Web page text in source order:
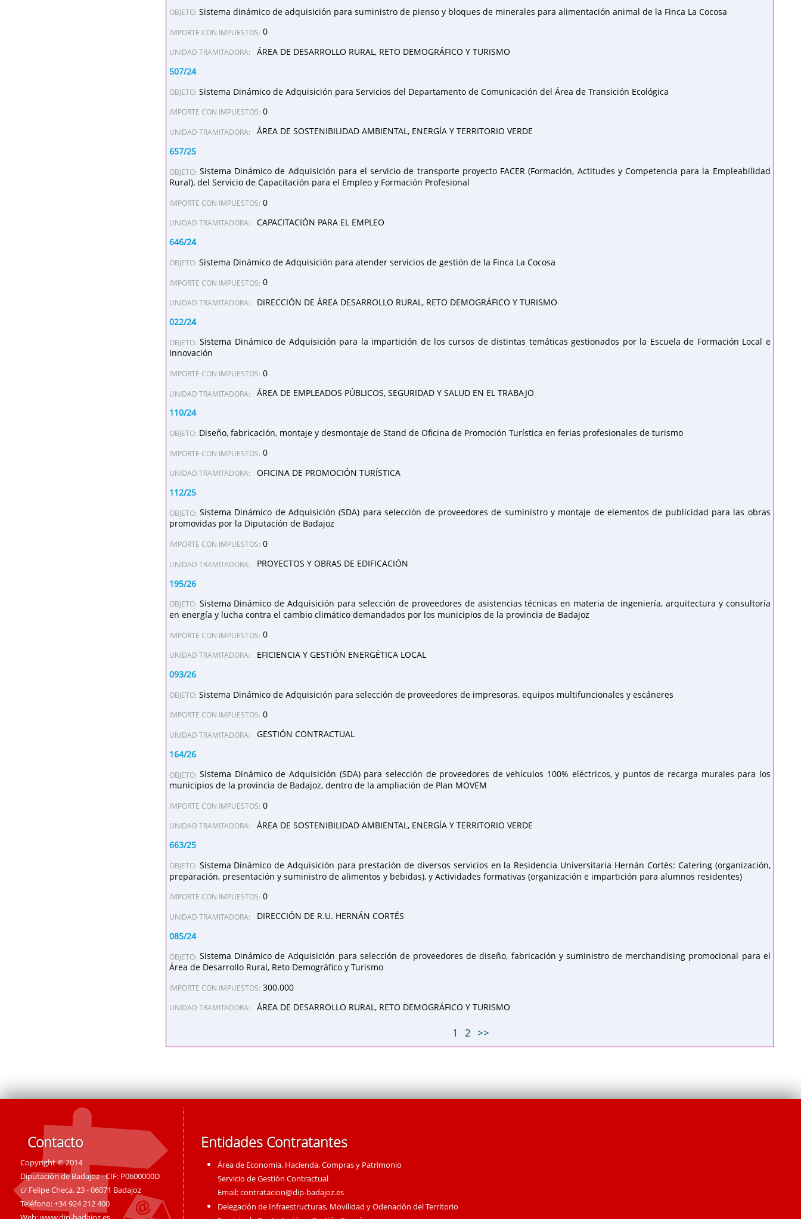
OBJETO: Sistema dinámico de adquisición para suministro de pienso y bloques de minerales para alimentación animal de la Finca La Cocosa
IMPORTE CON IMPUESTOS: 0
UNIDAD TRAMITADORA:
ÁREA DE DESARROLLO RURAL, RETO DEMOGRÁFICO Y TURISMO
507/24
OBJETO: Sistema Dinámico de Adquisición para Servicios del Departamento de Comunicación del Área de Transición Ecológica
IMPORTE CON IMPUESTOS: 0
UNIDAD TRAMITADORA:
ÁREA DE SOSTENIBILIDAD AMBIENTAL, ENERGÍA Y TERRITORIO VERDE
657/25
OBJETO: Sistema Dinámico de Adquisición para el servicio de transporte proyecto FACER (Formación, Actitudes y Competencia para la Empleabilidad
Rural), del Servicio de Capacitación para el Empleo y Formación Profesional
IMPORTE CON IMPUESTOS: 0
UNIDAD TRAMITADORA:
CAPACITACIÓN PARA EL EMPLEO
646/24
OBJETO: Sistema Dinámico de Adquisición para atender servicios de gestión de la Finca La Cocosa
IMPORTE CON IMPUESTOS: 0
UNIDAD TRAMITADORA:
DIRECCIÓN DE ÁREA DESARROLLO RURAL, RETO DEMOGRÁFICO Y TURISMO
022/24
OBJETO: Sistema Dinámico de Adquisición para la impartición de los cursos de distintas temáticas gestionados por la Escuela de Formación Local e
Innovación
IMPORTE CON IMPUESTOS: 0
UNIDAD TRAMITADORA:
ÁREA DE EMPLEADOS PÚBLICOS, SEGURIDAD Y SALUD EN EL TRABAJO
110/24
OBJETO: Diseño, fabricación, montaje y desmontaje de Stand de Oficina de Promoción Turística en ferias profesionales de turismo
IMPORTE CON IMPUESTOS: 0
UNIDAD TRAMITADORA:
OFICINA DE PROMOCIÓN TURÍSTICA
112/25
OBJETO: Sistema Dinámico de Adquisición (SDA) para selección de proveedores de suministro y montaje de elementos de publicidad para las obras
promovidas por la Diputación de Badajoz
IMPORTE CON IMPUESTOS: 0
UNIDAD TRAMITADORA:
PROYECTOS Y OBRAS DE EDIFICACIÓN
195/26
OBJETO: Sistema Dinámico de Adquisición para selección de proveedores de asistencias técnicas en materia de ingeniería, arquitectura y consultoría
en energía y lucha contra el cambio climático demandados por los municipios de la provincia de Badajoz
IMPORTE CON IMPUESTOS: 0
UNIDAD TRAMITADORA:
EFICIENCIA Y GESTIÓN ENERGÉTICA LOCAL
093/26
OBJETO: Sistema Dinámico de Adquisición para selección de proveedores de impresoras, equipos multifuncionales y escáneres
IMPORTE CON IMPUESTOS: 0
UNIDAD TRAMITADORA:
GESTIÓN CONTRACTUAL
164/26
OBJETO: Sistema Dinámico de Adquisición (SDA) para selección de proveedores de vehículos 100% eléctricos, y puntos de recarga murales para los
municipios de la provincia de Badajoz, dentro de la ampliación de Plan MOVEM
IMPORTE CON IMPUESTOS: 0
UNIDAD TRAMITADORA:
ÁREA DE SOSTENIBILIDAD AMBIENTAL, ENERGÍA Y TERRITORIO VERDE
663/25
OBJETO: Sistema Dinámico de Adquisición para prestación de diversos servicios en la Residencia Universitaria Hernán Cortés: Catering (organización,
preparación, presentación y suministro de alimentos y bebidas), y Actividades formativas (organización e impartición para alumnos residentes)
IMPORTE CON IMPUESTOS: 0
UNIDAD TRAMITADORA:
DIRECCIÓN DE R.U. HERNÁN CORTÉS
085/24
OBJETO: Sistema Dinámico de Adquisición para selección de proveedores de diseño, fabricación y suministro de merchandising promocional para el
Área de Desarrollo Rural, Reto Demográfico y Turismo
IMPORTE CON IMPUESTOS: 300.000
UNIDAD TRAMITADORA: ÁREA DE DESARROLLO RURAL, RETO DEMOGRÁFICO Y TURISMO
1 2 >>
Contacto
Copyright © 2014
Diputación de Badajoz - CIF: P0600000D
c/ Felipe Checa, 23 - 06071 Badajoz
Teléfono: +34 924 212 400
Entidades Contratantes
Área de Economía, Hacienda, Compras y Patrimonio
Servicio de Gestión Contractual
Email:contratacion@dip-badajoz.es
Delegación de Infraestructuras, Movilidad y Odenación del Territorio